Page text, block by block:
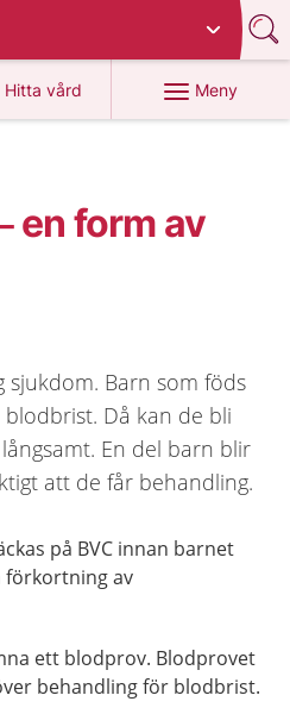
Hitta vård
på 1177.se
Meny
en form av
sjukdom. Barn som föds
Då kan de bli
En del barn blir
att de får behandling.
på BVC innan barnet
förkortning av
ett blodprov. Blodprovet
behandling för blodbrist.